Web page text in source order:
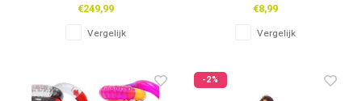
€249,99
Vergelijk
€8,99
Vergelijk
-2%